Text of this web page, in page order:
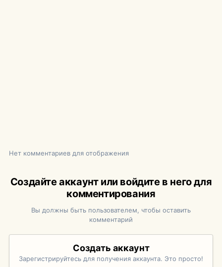
Нет комментариев для отображения
Создайте аккаунт или войдите в него для
комментирования
Вы должны быть пользователем, чтобы оставить
комментарий
Создать аккаунт
Зарегистрируйтесь для получения аккаунта. Это просто!